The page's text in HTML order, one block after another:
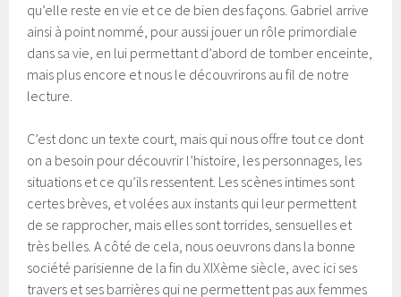
qu’elle reste en vie et ce de bien des façons. Gabriel arrive
ainsi à point nommé, pour aussi jouer un rôle primordiale
dans sa vie, en lui permettant d’abord de tomber enceinte,
mais plus encore et nous le découvrirons au fil de notre
lecture.
C’est donc un texte court, mais qui nous offre tout ce dont
on a besoin pour découvrir l’histoire, les personnages, les
situations et ce qu’ils ressentent. Les scènes intimes sont
certes brèves, et volées aux instants qui leur permettent
de se rapprocher, mais elles sont torrides, sensuelles et
très belles. A côté de cela, nous oeuvrons dans la bonne
société parisienne de la fin du XIXème siècle, avec ici ses
travers et ses barrières qui ne permettent pas aux femmes